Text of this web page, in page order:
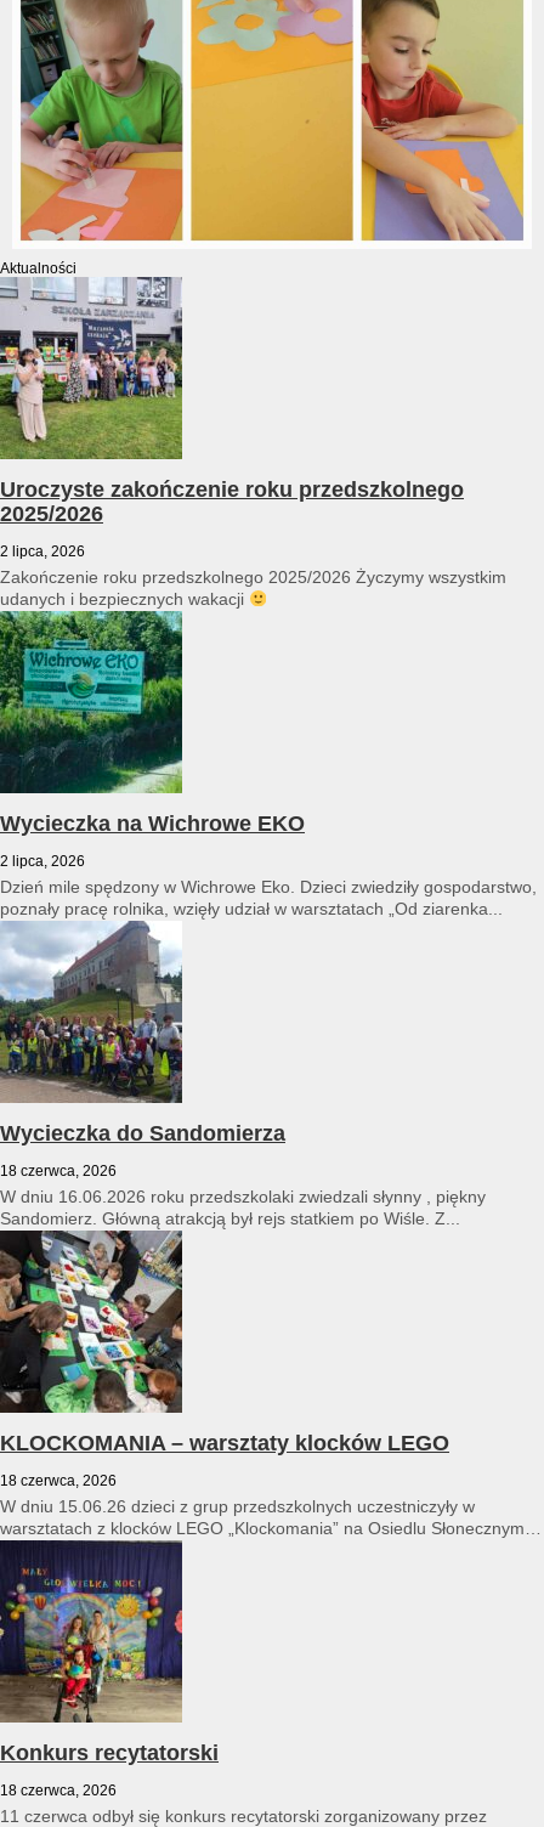
Aktualności
Uroczyste zakończenie roku przedszkolnego
2025/2026
2 lipca, 2026
Zakończenie roku przedszkolnego 2025/2026 Życzymy wszystkim
udanych i bezpiecznych wakacji
Wycieczka na Wichrowe EKO
2 lipca, 2026
Dzień mile spędzony w Wichrowe Eko. Dzieci zwiedziły gospodarstwo,
poznały pracę rolnika, wzięły udział w warsztatach „Od ziarenka...
Wycieczka do Sandomierza
18 czerwca, 2026
W dniu 16.06.2026 roku przedszkolaki zwiedzali słynny , piękny
Sandomierz. Główną atrakcją był rejs statkiem po Wiśle. Z...
KLOCKOMANIA – warsztaty klocków LEGO
18 czerwca, 2026
W dniu 15.06.26 dzieci z grup przedszkolnych uczestniczyły w
warsztatach z klocków LEGO „Klockomania” na Osiedlu Słonecznym
Konkurs recytatorski
18 czerwca, 2026
11 czerwca odbył się konkurs recytatorski zorganizowany przez